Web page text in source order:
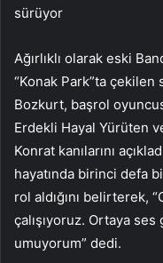
sürüyor
Ağırlıklı olarak eski
“Konak Park”ta
Bozkurt, başrol
Erdekli Hayal Yürüten
Konrat kanılarını
hayatında birinci defa
rol aldığını belirterek,
çalışıyoruz. Ortaya ses
umuyorum” dedi.